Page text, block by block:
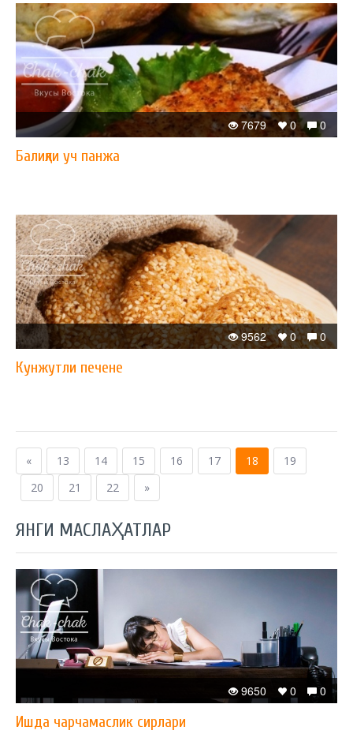
0
0
7679
Балиқли уч панжа
0
0
9562
Кунжутли печене
« 13 14 15 16 17 18
19
20
21 22 »
ЯНГИ МАСЛАҲАТЛАР
0
0
9650
Ишда чарчамаслик сирлари